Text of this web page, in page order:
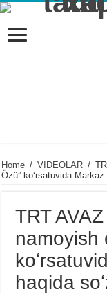
Home / VIDЕOLAR /
Özü” koʻrsatuvida
TRT
namoyish
haqida